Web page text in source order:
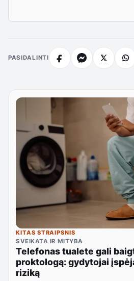
PASIDALINTI
KITAS STRAIPSNIS
SVEIKATA IR MITYBA
Telefonas tualete gali
proktologą: gydytojai
riziką